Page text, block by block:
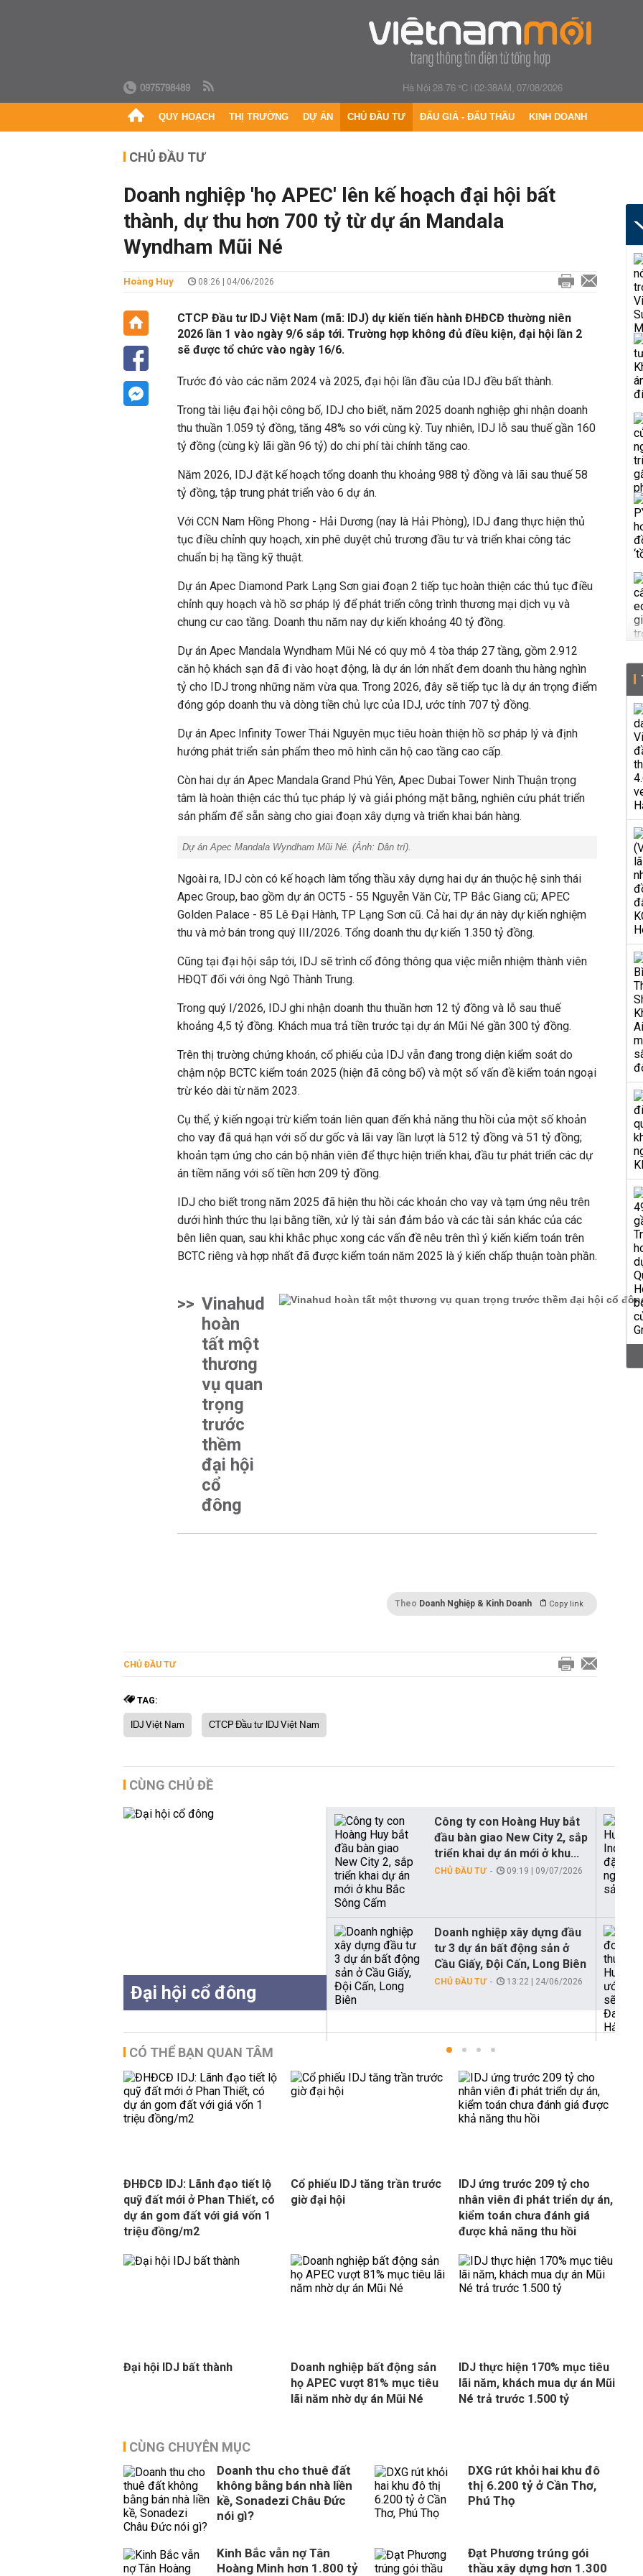
0975798489 Hà Nội 28.76 °C|02:38AM, 07/08/2026
QUY HOẠCH THỊ TRƯỜNG DỰ ÁN CHỦ ĐẦU TƯ ĐẤU GIÁ - ĐẤU THẦU KINH DOANH
CHỦ ĐẦU TƯ
Doanh nghiệp 'họ APEC' lên kế hoạch đại hội bất
thành, dự thu hơn 700 tỷ từ dự án Mandala
Wyndham Mũi Né
Hoàng Huy 08:26 | 04/06/2026
CTCP Đầu tư IDJ Việt Nam (mã: IDJ) dự kiến tiến hành ĐHĐCĐ thường niên
2026 lần 1 vào ngày 9/6 sắp tới. Trường hợp không đủ điều kiện, đại hội lần 2
sẽ được tổ chức vào ngày 16/6.
Trước đó vào các năm 2024 và 2025, đại hội lần đầu của IDJ đều bất thành.
Trong tài liệu đại hội công bố, IDJ cho biết, năm 2025 doanh nghiệp ghi nhận doanh
thu thuần 1.059 tỷ đồng, tăng 48% so với cùng kỳ. Tuy nhiên, IDJ lỗ sau thuế gần 160
tỷ đồng (cùng kỳ lãi gần 96 tỷ) do chi phí tài chính tăng cao.
Năm 2026, IDJ đặt kế hoạch tổng doanh thu khoảng 988 tỷ đồng và lãi sau thuế 58
tỷ đồng, tập trung phát triển vào 6 dự án.
Với CCN Nam Hồng Phong - Hải Dương (nay là Hải Phòng), IDJ đang thực hiện thủ
tục điều chỉnh quy hoạch, xin phê duyệt chủ trương đầu tư và triển khai công tác
chuẩn bị hạ tầng kỹ thuật.
Dự án Apec Diamond Park Lạng Sơn giai đoạn 2 tiếp tục hoàn thiện các thủ tục điều
chỉnh quy hoạch và hồ sơ pháp lý để phát triển công trình thương mại dịch vụ và
chung cư cao tầng. Doanh thu năm nay dự kiến khoảng 40 tỷ đồng.
Dự án Apec Mandala Wyndham Mũi Né có quy mô 4 tòa tháp 27 tầng, gồm 2.912
căn hộ khách sạn đã đi vào hoạt động, là dự án lớn nhất đem doanh thu hàng nghìn
tỷ cho IDJ trong những năm vừa qua. Trong 2026, đây sẽ tiếp tục là dự án trọng điểm
đóng góp doanh thu và dòng tiền chủ lực của IDJ, ước tính 707 tỷ đồng.
Dự án Apec Infinity Tower Thái Nguyên mục tiêu hoàn thiện hồ sơ pháp lý và định
hướng phát triển sản phẩm theo mô hình căn hộ cao tầng cao cấp.
Còn hai dự án Apec Mandala Grand Phú Yên, Apec Dubai Tower Ninh Thuận trọng
tâm là hoàn thiện các thủ tục pháp lý và giải phóng mặt bằng, nghiên cứu phát triển
sản phẩm để sẵn sàng cho giai đoạn xây dựng và triển khai bán hàng.
Dự án Apec Mandala Wyndham Mũi Né. (Ảnh: Dân trí).
Ngoài ra, IDJ còn có kế hoạch làm tổng thầu xây dựng hai dự án thuộc hệ sinh thái
Apec Group, bao gồm dự án OCT5 - 55 Nguyễn Văn Cừ, TP Bắc Giang cũ; APEC
Golden Palace - 85 Lê Đại Hành, TP Lạng Sơn cũ. Cả hai dự án này dự kiến nghiệm
thu và mở bán trong quý III/2026. Tổng doanh thu dự kiến 1.350 tỷ đồng.
Cũng tại đại hội sắp tới, IDJ sẽ trình cổ đông thông qua việc miễn nhiệm thành viên
HĐQT đối với ông Ngô Thành Trung.
Trong quý I/2026, IDJ ghi nhận doanh thu thuần hơn 12 tỷ đồng và lỗ sau thuế
khoảng 4,5 tỷ đồng. Khách mua trả tiền trước tại dự án Mũi Né gần 300 tỷ đồng.
Trên thị trường chứng khoán, cổ phiếu của IDJ vẫn đang trong diện kiểm soát do
chậm nộp BCTC kiểm toán 2025 (hiện đã công bố) và một số vấn đề kiểm toán ngoại
trừ kéo dài từ năm 2023.
Cụ thể, ý kiến ngoại trừ kiểm toán liên quan đến khả năng thu hồi của một số khoản
cho vay đã quá hạn với số dư gốc và lãi vay lần lượt là 512 tỷ đồng và 51 tỷ đồng;
khoản tạm ứng cho cán bộ nhân viên để thực hiện triển khai, đầu tư phát triển các dự
án tiềm năng với số tiền hơn 209 tỷ đồng.
IDJ cho biết trong năm 2025 đã hiện thu hồi các khoản cho vay và tạm ứng nêu trên
dưới hình thức thu lại bằng tiền, xử lý tài sản đảm bảo và các tài sản khác của các
bên liên quan, sau khi khắc phục xong các vấn đề nêu trên thì ý kiến kiểm toán trên
BCTC riêng và hợp nhất đã được kiểm toán năm 2025 là ý kiến chấp thuận toàn phần.
>> Vinahud
hoàn
tất một
thương
vụ quan
trọng
trước
thềm
đại hội
cổ
đông
Theo Doanh Nghiệp & Kinh Doanh Copy link
CHỦ ĐẦU TƯ
TAG:
IDJ Việt Nam CTCP Đầu tư IDJ Việt Nam
CÙNG CHỦ ĐỀ
Đại hội cổ đông
Công ty con Hoàng Huy bắt
đầu bàn giao New City 2, sắp
triển khai dự án mới ở khu...
CHỦ ĐẦU TƯ 09:19 | 09/07/2026
Doanh nghiệp xây dựng đầu
tư 3 dự án bất động sản ở
Cầu Giấy, Đội Cấn, Long Biên
CHỦ ĐẦU TƯ 13:22 | 24/06/2026
CÓ THỂ BẠN QUAN TÂM
ĐHĐCĐ IDJ: Lãnh đạo tiết lộ
quỹ đất mới ở Phan Thiết, có
dự án gom đất với giá vốn 1
triệu đồng/m2
Cổ phiếu IDJ tăng trần trước
giờ đại hội
IDJ ứng trước 209 tỷ cho
nhân viên đi phát triển dự án,
kiểm toán chưa đánh giá
được khả năng thu hồi
Đại hội IDJ bất thành
Doanh nghiệp bất động sản
họ APEC vượt 81% mục tiêu
lãi năm nhờ dự án Mũi Né
IDJ thực hiện 170% mục tiêu
lãi năm, khách mua dự án Mũi
Né trả trước 1.500 tỷ
CÙNG CHUYÊN MỤC
Doanh thu cho thuê đất
không bằng bán nhà liền
kề, Sonadezi Châu Đức
nói gì?
DXG rút khỏi hai khu đô
thị 6.200 tỷ ở Cần Thơ,
Phú Thọ
Kinh Bắc vẫn nợ Tân
Hoàng Minh hơn 1.800 tỷ
Đạt Phương trúng gói
thầu xây dựng hơn 1.300